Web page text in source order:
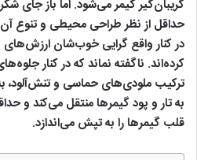
گریبان‌گیر گیمر می‌شود. اما باز جای
حداقل از نظر طراحی محیطی و تنوع
در کنار واقع گرایی خوب‌شان ارزش‌های
کرده‌اند. ناگفته نماند که در کنار
ترکیب ملودی‌های حماسی و تنش‌آلود،
به تار و پود گیمرها منتقل می‌کند و
قلب گیمرها را به تپش می‌اندازد.